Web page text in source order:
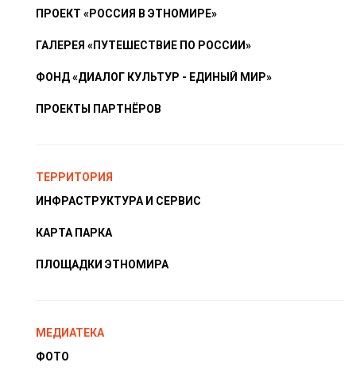
ПРОЕКТ «РОССИЯ В ЭТНОМИРЕ»
ГАЛЕРЕЯ «ПУТЕШЕСТВИЕ ПО РОССИИ»
ФОНД «ДИАЛОГ КУЛЬТУР - ЕДИНЫЙ МИР»
ПРОЕКТЫ ПАРТНЁРОВ
ТЕРРИТОРИЯ
ИНФРАСТРУКТУРА И СЕРВИС
КАРТА ПАРКА
ПЛОЩАДКИ ЭТНОМИРА
МЕДИАТЕКА
ФОТО